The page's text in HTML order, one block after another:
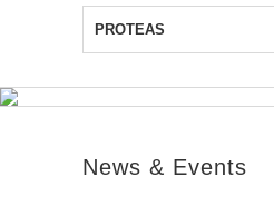
PROTEAS
News & Events